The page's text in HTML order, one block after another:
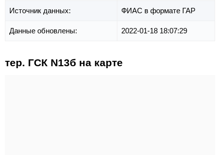
Источник данных: ФИАС в формате ГАР
Данные обновлены: 2022-01-18 18:07:29
тер. ГСК N13б на карте